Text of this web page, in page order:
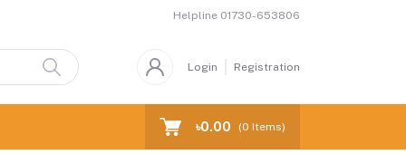
Helpline 01730-653806
Login Registration
৳0.00 (0 Items)